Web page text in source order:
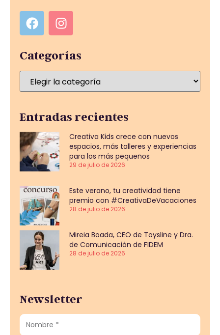
Categorías
Entradas recientes
Creativa Kids crece con nuevos
espacios, más talleres y experiencias
para los más pequeños
29 de julio de 2026
Este verano, tu creatividad tiene
premio con #CreativaDeVacaciones
28 de julio de 2026
Mireia Boada, CEO de Toysline y Dra.
de Comunicación de FIDEM
28 de julio de 2026
Newsletter